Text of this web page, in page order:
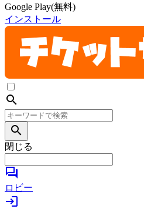
Google Play(無料)
インストール
search
search
閉じる
forum
ロビー
login